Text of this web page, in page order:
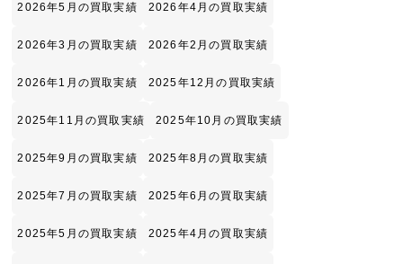
2026年5月の買取実績 2026年4月の買取実績
2026年3月の買取実績 2026年2月の買取実績
2026年1月の買取実績 2025年12月の買取実績
2025年11月の買取実績 2025年10月の買取実績
2025年9月の買取実績 2025年8月の買取実績
2025年7月の買取実績 2025年6月の買取実績
2025年5月の買取実績 2025年4月の買取実績